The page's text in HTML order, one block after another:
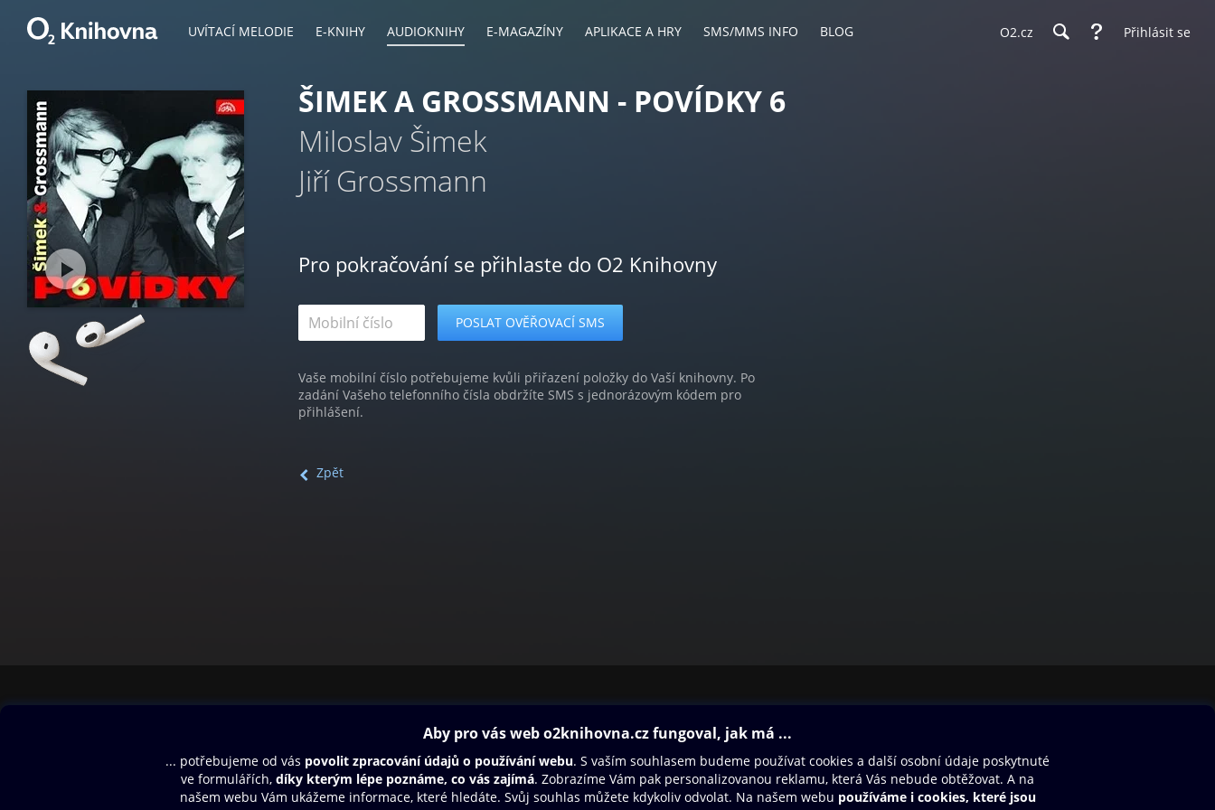
UVÍTACÍ MELODIE E-KNIHY AUDIOKNIHY E-MAGAZÍNY APLIKACE A HRY SMS/MMS INFO BLOG O2.cz Přihlásit se
ŠIMEK A GROSSMANN - POVÍDKY 6
Miloslav Šimek
Jiří Grossmann
Pro pokračování se přihlaste do O2 Knihovny
Vaše mobilní číslo potřebujeme kvůli přiřazení položky do Vaší knihovny. Po
zadání Vašeho telefonního čísla obdržíte SMS s jednorázovým kódem pro
přihlášení.
Zpět
Aplikace a hry
SMS/MMS Info
Blog
Dárkový poukaz
Nápověda
Oneplay Originály
Sport